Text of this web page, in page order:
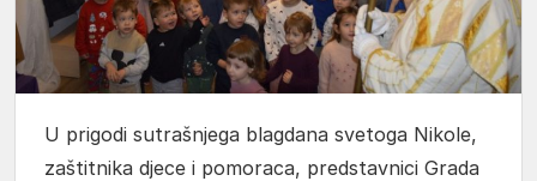
U prigodi sutrašnjega blagdana svetoga Nikole,
zaštitnika djece i pomoraca, predstavnici Grada